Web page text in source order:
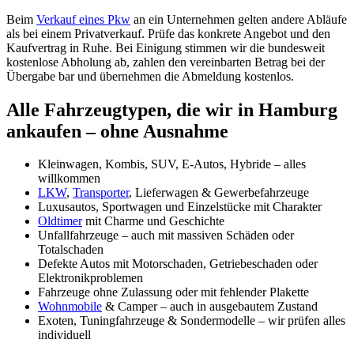
Beim Verkauf eines Pkw an ein Unternehmen gelten andere Abläufe
als bei einem Privatverkauf. Prüfe das konkrete Angebot und den
Kaufvertrag in Ruhe. Bei Einigung stimmen wir die bundesweit
kostenlose Abholung ab, zahlen den vereinbarten Betrag bei der
Übergabe bar und übernehmen die Abmeldung kostenlos.
Alle Fahrzeugtypen, die wir in Hamburg
ankaufen – ohne Ausnahme
Kleinwagen, Kombis, SUV, E-Autos, Hybride – alles
willkommen
LKW, Transporter, Lieferwagen & Gewerbefahrzeuge
Luxusautos, Sportwagen und Einzelstücke mit Charakter
Oldtimermit Charme und Geschichte
Unfallfahrzeuge – auch mit massiven Schäden oder
Totalschaden
Defekte Autos mit Motorschaden, Getriebeschaden oder
Elektronikproblemen
Fahrzeuge ohne Zulassung oder mit fehlender Plakette
Wohnmobile & Camper – auch in ausgebautem Zustand
Exoten, Tuningfahrzeuge & Sondermodelle – wir prüfen alles
individuell